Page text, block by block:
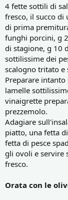
4 fette sottili di
fresco, il succo
di prima
funghi porcini, g
di stagione, g 10
sottilissime dei
scalogno tritato e
Preparare
lamelle
vinaigrette
prezzemolo.
Adagiare
piatto, una fetta
fetta di pesce
gli ovoli e servire
fresco.
Orata con le